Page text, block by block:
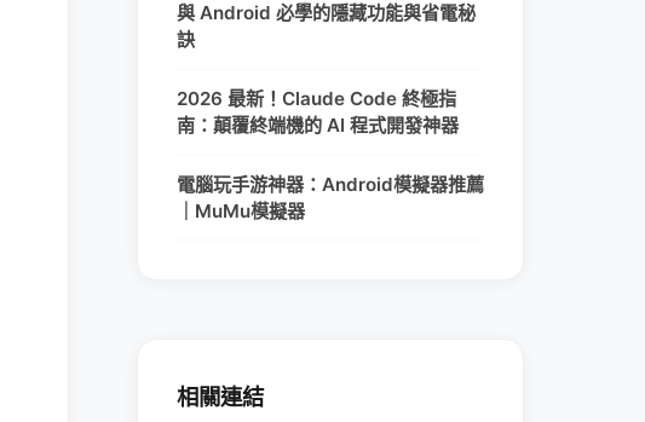
與 Android 必學的隱藏功能與省電秘
訣
2026 最新！Claude Code 終極指
南：顛覆終端機的 AI 程式開發神器
電腦玩手游神器：Android模擬器推薦
｜MuMu模擬器
相關連結